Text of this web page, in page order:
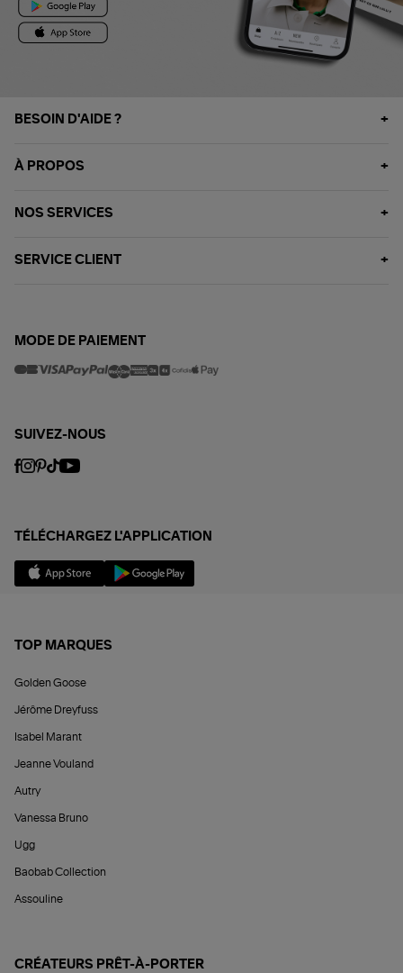
BESOIN D'AIDE ?
À PROPOS
NOS SERVICES
SERVICE CLIENT
MODE DE PAIEMENT
SUIVEZ-NOUS
TÉLÉCHARGEZ L'APPLICATION
TOP MARQUES
Golden Goose
Jérôme Dreyfuss
Isabel Marant
Jeanne Vouland
Autry
Vanessa Bruno
Ugg
Baobab Collection
Assouline
CRÉATEURS PRÊT-À-PORTER